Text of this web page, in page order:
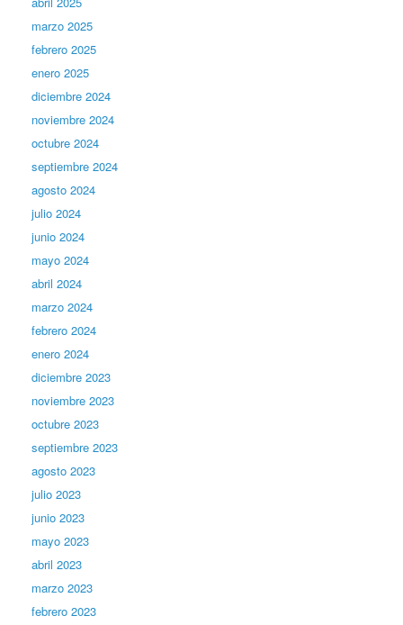
marzo 2025
febrero 2025
enero 2025
diciembre 2024
noviembre 2024
octubre 2024
septiembre 2024
agosto 2024
julio 2024
junio 2024
mayo 2024
abril 2024
marzo 2024
febrero 2024
enero 2024
diciembre 2023
noviembre 2023
octubre 2023
septiembre 2023
agosto 2023
julio 2023
junio 2023
mayo 2023
abril 2023
marzo 2023
febrero 2023